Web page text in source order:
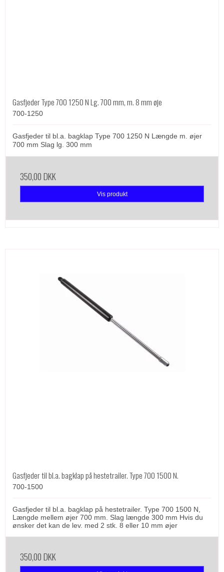
Gasfjeder Type 700 1250 N Lg. 700 mm, m. 8 mm øje
700-1250
Gasfjeder til bl.a. bagklap Type 700 1250 N Længde m. øjer
700 mm Slag lg. 300 mm
350,00 DKK
Vis produkt
Gasfjeder til bl.a. bagklap på hestetrailer. Type 700 1500 N.
700-1500
Gasfjeder til bl.a. bagklap på hestetrailer. Type 700 1500 N,
Længde mellem øjer 700 mm. Slag længde 300 mm Hvis du
ønsker det kan de lev. med 2 stk. 8 eller 10 mm øjer
350,00 DKK